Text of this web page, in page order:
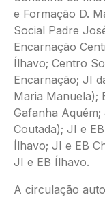
e Formação D.
Social Padre
Encarnação
Ílhavo; Centro
Encarnação; JI
Maria Manuela);
Gafanha Aquém;
Coutada); JI e
Ílhavo; JI e EB
JI e EB Ílhavo.
A circulação